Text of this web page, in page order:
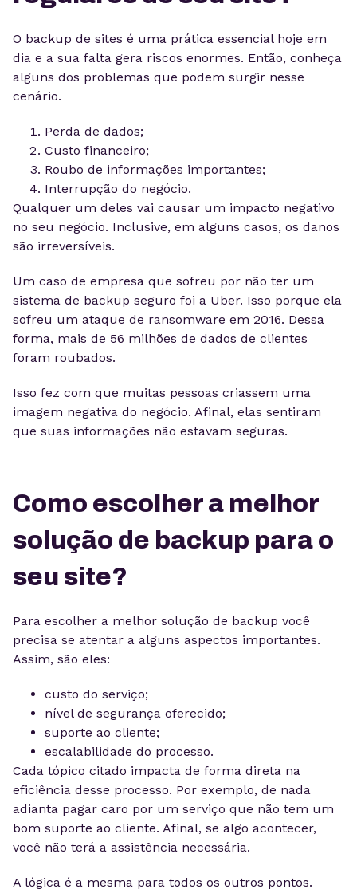
O backup de sites é uma prática essencial hoje em
dia e a sua falta gera riscos enormes. Então, conheça
alguns dos problemas que podem surgir nesse
cenário.
Perda de dados;
Custo financeiro;
Roubo de informações importantes;
Interrupção do negócio.
Qualquer um deles vai causar um impacto negativo
no seu negócio. Inclusive, em alguns casos, os danos
são irreversíveis.
Um caso de empresa que sofreu por não ter um
sistema de backup seguro foi a Uber. Isso porque ela
sofreu um ataque de ransomware em 2016. Dessa
forma, mais de 56 milhões de dados de clientes
foram roubados.
Isso fez com que muitas pessoas criassem uma
imagem negativa do negócio. Afinal, elas sentiram
que suas informações não estavam seguras.
Como escolher a melhor
solução de backup para o
seu site?
Para escolher a melhor solução de backup você
precisa se atentar a alguns aspectos importantes.
Assim, são eles:
custo do serviço;
nível de segurança oferecido;
suporte ao cliente;
escalabilidade do processo.
Cada tópico citado impacta de forma direta na
eficiência desse processo. Por exemplo, de nada
adianta pagar caro por um serviço que não tem um
bom suporte ao cliente. Afinal, se algo acontecer,
você não terá a assistência necessária.
A lógica é a mesma para todos os outros pontos.